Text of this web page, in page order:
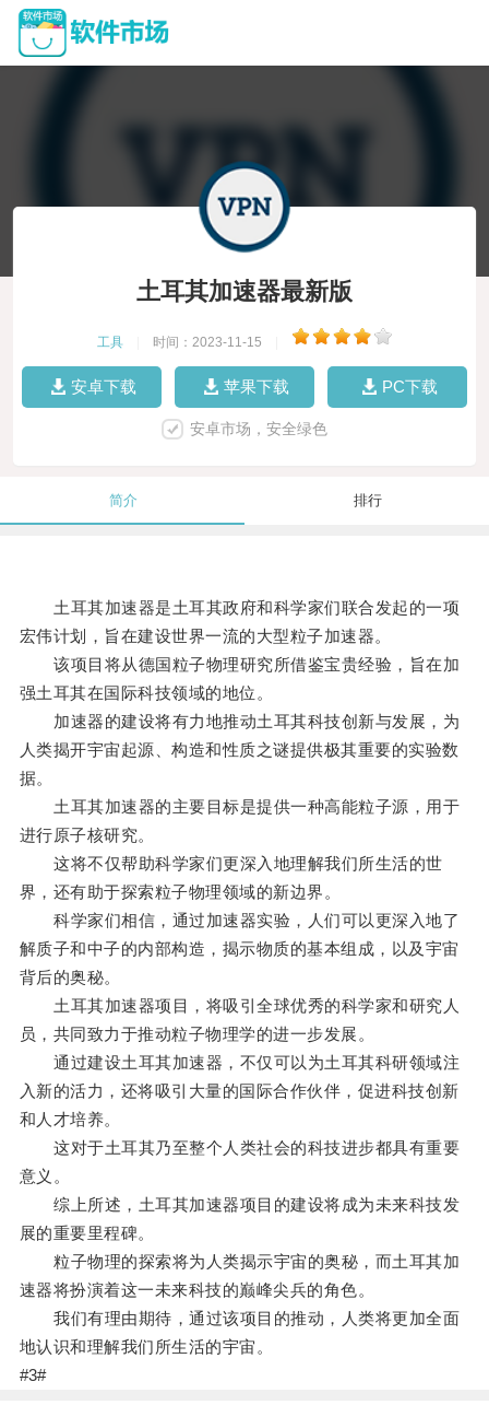
土耳其加速器最新版
工具 时间：2023-11-15
安卓下载 苹果下载 PC下载
安卓市场，安全绿色
简介 排行
土耳其加速器是土耳其政府和科学家们联合发起的一项
宏伟计划，旨在建设世界一流的大型粒子加速器。
该项目将从德国粒子物理研究所借鉴宝贵经验，旨在加
强土耳其在国际科技领域的地位。
加速器的建设将有力地推动土耳其科技创新与发展，为
人类揭开宇宙起源、构造和性质之谜提供极其重要的实验数
据。
土耳其加速器的主要目标是提供一种高能粒子源，用于
进行原子核研究。
这将不仅帮助科学家们更深入地理解我们所生活的世
界，还有助于探索粒子物理领域的新边界。
科学家们相信，通过加速器实验，人们可以更深入地了
解质子和中子的内部构造，揭示物质的基本组成，以及宇宙
背后的奥秘。
土耳其加速器项目，将吸引全球优秀的科学家和研究人
员，共同致力于推动粒子物理学的进一步发展。
通过建设土耳其加速器，不仅可以为土耳其科研领域注
入新的活力，还将吸引大量的国际合作伙伴，促进科技创新
和人才培养。
这对于土耳其乃至整个人类社会的科技进步都具有重要
意义。
综上所述，土耳其加速器项目的建设将成为未来科技发
展的重要里程碑。
粒子物理的探索将为人类揭示宇宙的奥秘，而土耳其加
速器将扮演着这一未来科技的巅峰尖兵的角色。
我们有理由期待，通过该项目的推动，人类将更加全面
地认识和理解我们所生活的宇宙。
#3#